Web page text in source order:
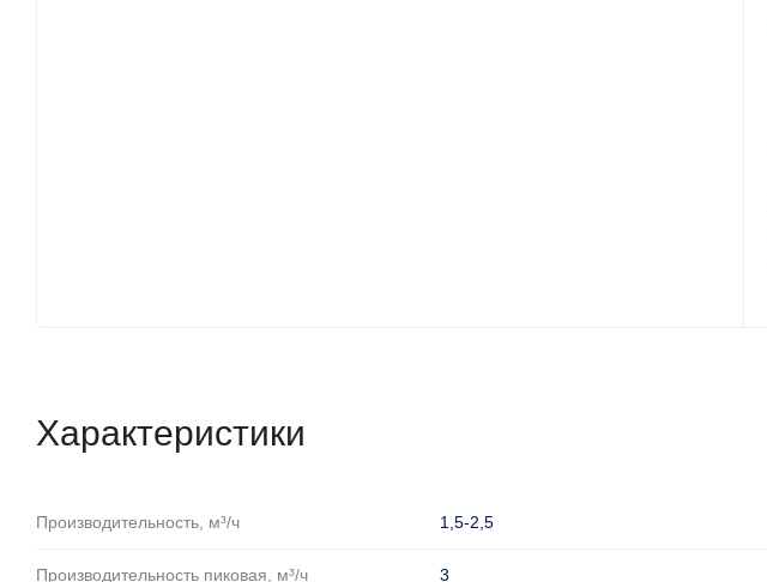
Характеристики
Производительность, м³/ч 1,5-2,5
Производительность пиковая, м³/ч 3